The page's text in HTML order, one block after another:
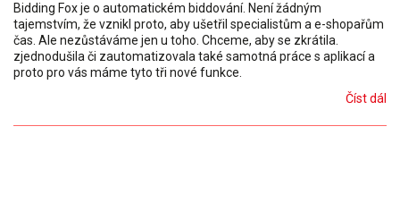
Bidding Fox je o automatickém biddování. Není žádným
tajemstvím, že vznikl proto, aby ušetřil specialistům a e-shopařům
čas. Ale nezůstáváme jen u toho. Chceme, aby se zkrátila.
zjednodušila či zautomatizovala také samotná práce s aplikací a
proto pro vás máme tyto tři nové funkce.
Číst dál